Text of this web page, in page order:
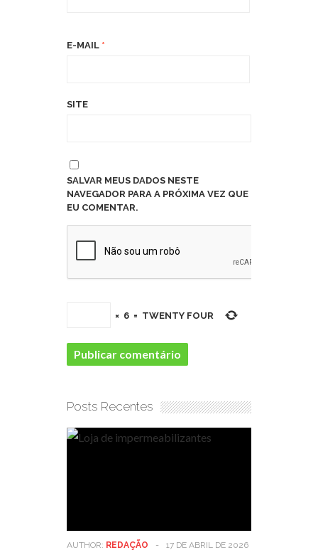
E-MAIL *
SITE
SALVAR MEUS DADOS NESTE
NAVEGADOR PARA A PRÓXIMA VEZ QUE
EU COMENTAR.
× 6 = TWENTY FOUR
Posts Recentes
AUTHOR: REDAÇÃO - 17 DE ABRIL DE 2026